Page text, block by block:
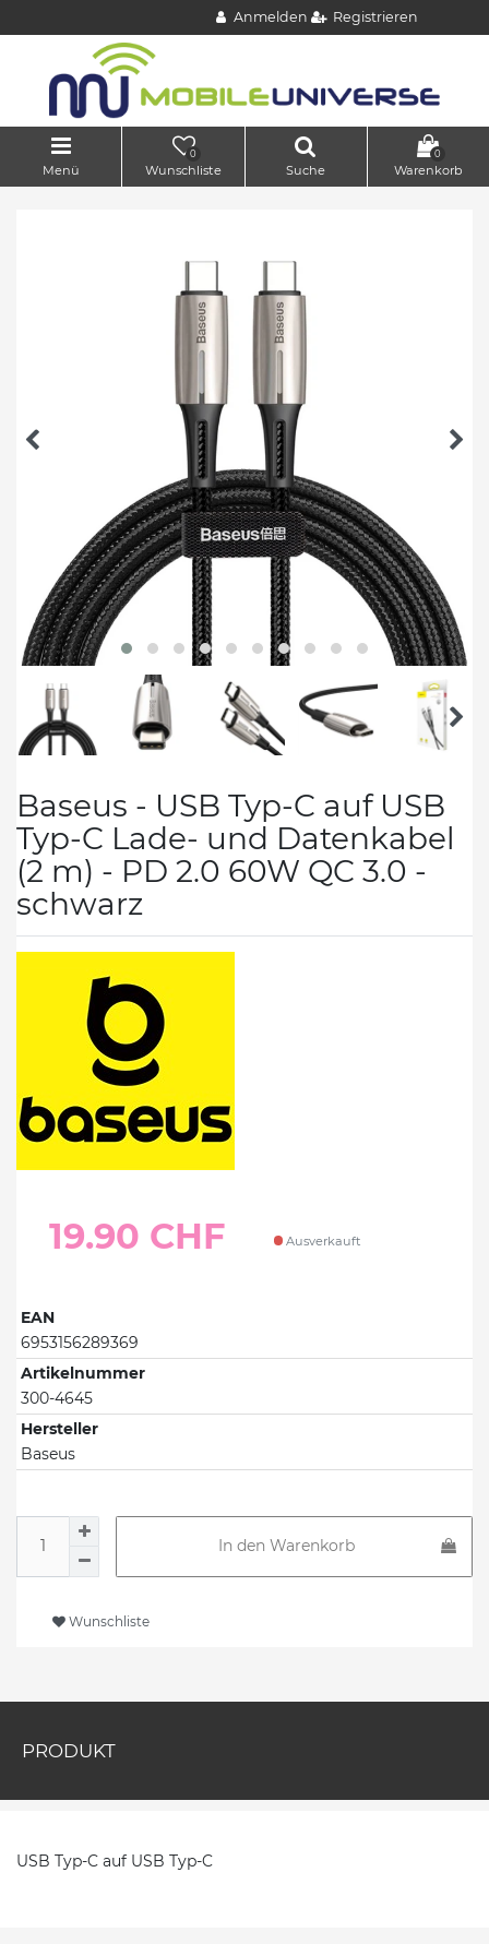
Anmelden Registrieren
Menü
0
Wunschliste Suche
0
Warenkorb
Baseus - USB Typ-C auf USB
Typ-C Lade- und Datenkabel
(2 m) - PD 2.0 60W QC 3.0 -
schwarz
19.90 CHF Ausverkauft
EAN
6953156289369
Artikelnummer
300-4645
Hersteller
Baseus
In den Warenkorb
Wunschliste
PRODUKT
USB Typ-C auf USB Typ-C